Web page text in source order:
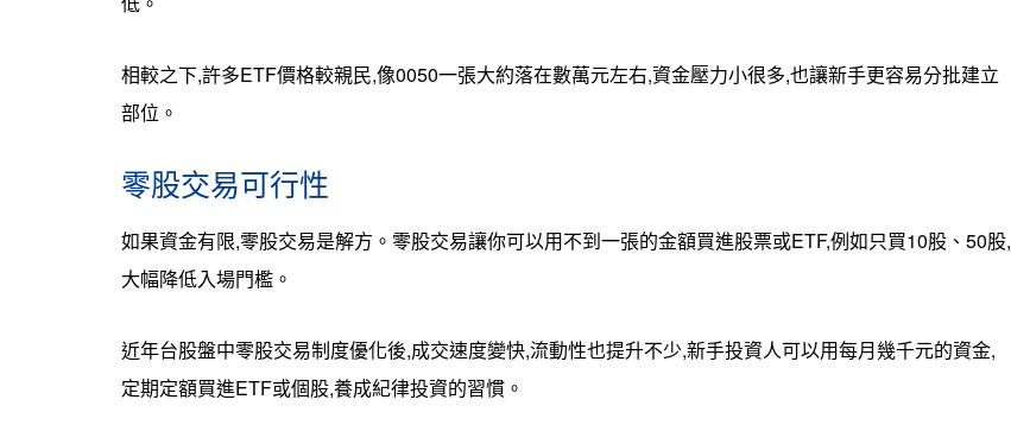
相較之下,許多ETF價格較親民,像0050一張大約落在數萬元左右,資金壓力小很多,也讓新手更容易分批建立
部位。
零股交易可行性
如果資金有限,零股交易是解方。零股交易讓你可以用不到一張的金額買進股票或ETF,例如只買10股、50股,
大幅降低入場門檻。
近年台股盤中零股交易制度優化後,成交速度變快,流動性也提升不少,新手投資人可以用每月幾千元的資金,
定期定額買進ETF或個股,養成紀律投資的習慣。